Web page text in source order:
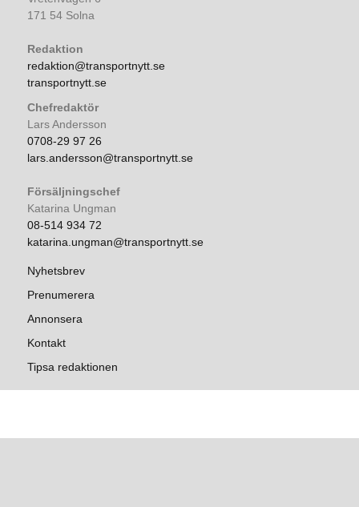
171 54 Solna
Redaktion
redaktion@transportnytt.se
transportnytt.se
Chefredaktör
Lars Andersson
0708-29 97 26
lars.andersson@transportnytt.se
Försäljningschef
Katarina Ungman
08-514 934 72
katarina.ungman@transportnytt.se
Nyhetsbrev
Prenumerera
Annonsera
Kontakt
Tipsa redaktionen